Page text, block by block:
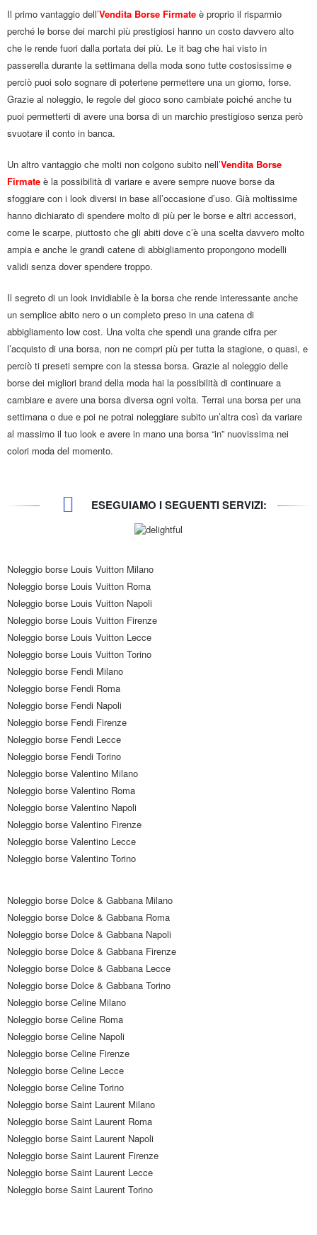
Il primo vantaggio dell’Vendita Borse Firmate è proprio il risparmio
perché le borse dei marchi più prestigiosi hanno un costo davvero alto
che le rende fuori dalla portata dei più. Le it bag che hai visto in
passerella durante la settimana della moda sono tutte costosissime e
perciò puoi solo sognare di potertene permettere una un giorno, forse.
Grazie al noleggio, le regole del gioco sono cambiate poiché anche tu
puoi permetterti di avere una borsa di un marchio prestigioso senza però
svuotare il conto in banca.
Un altro vantaggio che molti non colgono subito nell’Vendita Borse
Firmate è la possibilità di variare e avere sempre nuove borse da
sfoggiare con i look diversi in base all’occasione d’uso. Già moltissime
hanno dichiarato di spendere molto di più per le borse e altri accessori,
come le scarpe, piuttosto che gli abiti dove c’è una scelta davvero molto
ampia e anche le grandi catene di abbigliamento propongono modelli
validi senza dover spendere troppo.
Il segreto di un look invidiabile è la borsa che rende interessante anche
un semplice abito nero o un completo preso in una catena di
abbigliamento low cost. Una volta che spendi una grande cifra per
l’acquisto di una borsa, non ne compri più per tutta la stagione, o quasi, e
perciò ti preseti sempre con la stessa borsa. Grazie al noleggio delle
borse dei migliori brand della moda hai la possibilità di continuare a
cambiare e avere una borsa diversa ogni volta. Terrai una borsa per una
settimana o due e poi ne potrai noleggiare subito un’altra così da variare
al massimo il tuo look e avere in mano una borsa “in” nuovissima nei
colori moda del momento.
ESEGUIAMO I SEGUENTI SERVIZI:
Noleggio borse Louis Vuitton Milano
Noleggio borse Louis Vuitton Roma
Noleggio borse Louis Vuitton Napoli
Noleggio borse Louis Vuitton Firenze
Noleggio borse Louis Vuitton Lecce
Noleggio borse Louis Vuitton Torino
Noleggio borse Fendi Milano
Noleggio borse Fendi Roma
Noleggio borse Fendi Napoli
Noleggio borse Fendi Firenze
Noleggio borse Fendi Lecce
Noleggio borse Fendi Torino
Noleggio borse Valentino Milano
Noleggio borse Valentino Roma
Noleggio borse Valentino Napoli
Noleggio borse Valentino Firenze
Noleggio borse Valentino Lecce
Noleggio borse Valentino Torino
Noleggio borse Dolce & Gabbana Milano
Noleggio borse Dolce & Gabbana Roma
Noleggio borse Dolce & Gabbana Napoli
Noleggio borse Dolce & Gabbana Firenze
Noleggio borse Dolce & Gabbana Lecce
Noleggio borse Dolce & Gabbana Torino
Noleggio borse Celine Milano
Noleggio borse Celine Roma
Noleggio borse Celine Napoli
Noleggio borse Celine Firenze
Noleggio borse Celine Lecce
Noleggio borse Celine Torino
Noleggio borse Saint Laurent Milano
Noleggio borse Saint Laurent Roma
Noleggio borse Saint Laurent Napoli
Noleggio borse Saint Laurent Firenze
Noleggio borse Saint Laurent Lecce
Noleggio borse Saint Laurent Torino